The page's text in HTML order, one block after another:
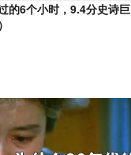
的6个小时，9.4分史诗巨